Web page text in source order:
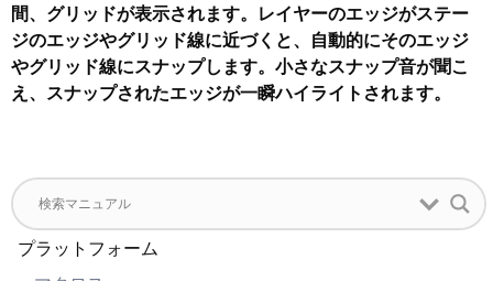
プラットフォーム
間、グリッドが表示されます。レイヤーのエッジがステー
ジのエッジやグリッド線に近づくと、自動的にそのエッジ
やグリッド線にスナップします。小さなスナップ音が聞こ
え、スナップされたエッジが一瞬ハイライトされます。